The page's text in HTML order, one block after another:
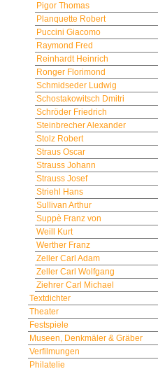
Pigor Thomas
Planquette Robert
Puccini Giacomo
Raymond Fred
Reinhardt Heinrich
Ronger Florimond
Schmidseder Ludwig
Schostakowitsch Dmitri
Schröder Friedrich
Steinbrecher Alexander
Stolz Robert
Straus Oscar
Strauss Johann
Strauss Josef
Striehl Hans
Sullivan Arthur
Suppè Franz von
Weill Kurt
Werther Franz
Zeller Carl Adam
Zeller Carl Wolfgang
Ziehrer Carl Michael
Textdichter
Theater
Festspiele
Museen, Denkmäler & Gräber
Verfilmungen
Philatelie